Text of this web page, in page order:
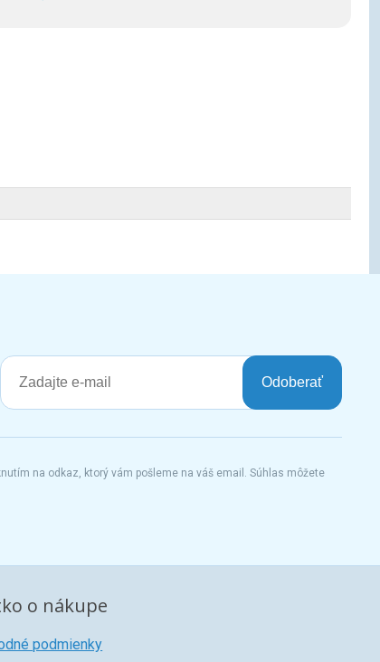
Odoberať
na odkaz, ktorý vám pošleme na váš email. Súhlas môžete
o nákupe
podmienky